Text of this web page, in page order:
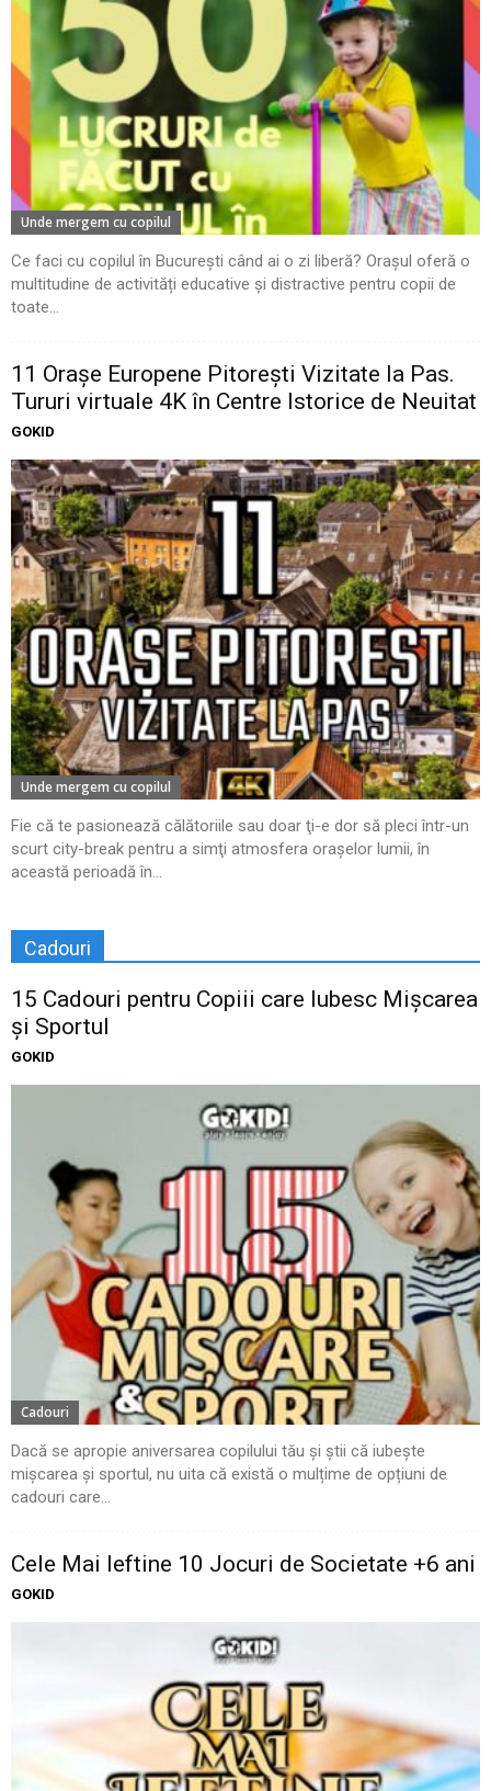
Unde mergem cu copilul
Ce faci cu copilul în București când ai o zi liberă? Orașul oferă o
multitudine de activități educative și distractive pentru copii de
toate...
11 Oraşe Europene Pitoreşti Vizitate la Pas.
Tururi virtuale 4K în Centre Istorice de Neuitat
GOKID
Unde mergem cu copilul
Fie că te pasionează călătoriile sau doar ţi-e dor să pleci într-un
scurt city-break pentru a simţi atmosfera oraşelor lumii, în
această perioadă în...
Cadouri
15 Cadouri pentru Copiii care Iubesc Mișcarea
și Sportul
GOKID
Cadouri
Dacă se apropie aniversarea copilului tău și știi că iubește
mișcarea și sportul, nu uita că există o mulțime de opțiuni de
cadouri care...
Cele Mai Ieftine 10 Jocuri de Societate +6 ani
GOKID